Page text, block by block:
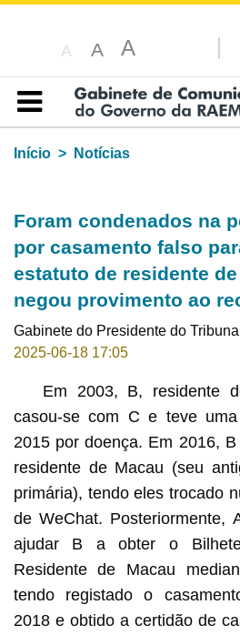
A A A
Índice
Início
Notícias
Foram condenados na
por casamento falso
estatuto de residente de
negou provimento ao
Gabinete do Presidente do
2025-06-18 17:05
Em 2003, B, residente
casou-se com C e teve
2015 por doença. Em 2016,
residente de Macau (seu
primária), tendo eles trocado
de WeChat. Posteriormente,
ajudar B a obter o
Residente de Macau
tendo registado o
2018 e obtido a certidão de